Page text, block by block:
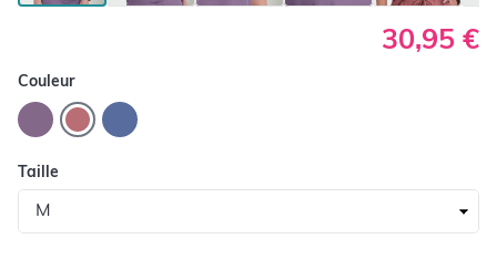
30,95 €
Couleur
Taille